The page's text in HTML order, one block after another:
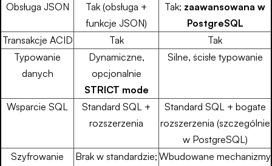
Obsługa JSON
Tak (obsługa +
funkcje JSON)
Tak; zaawansowana w
PostgreSQL
Transakcje ACID
Tak
Tak
Typowanie
danych
Dynamiczne,
opcjonalnie
STRICT mode
Silne, ścisłe typowanie
Wsparcie SQL
Standard SQL +
rozszerzenia
Standard SQL + bogate
rozszerzenia (szczególnie
w PostgreSQL)
Szyfrowanie
Brak w standardzie; Wbudowane mechanizmy